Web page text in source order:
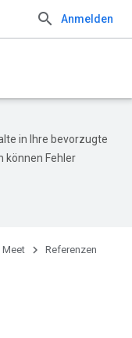
Anmelden
in Ihre bevorzugte
können Fehler
Meet Referenzen